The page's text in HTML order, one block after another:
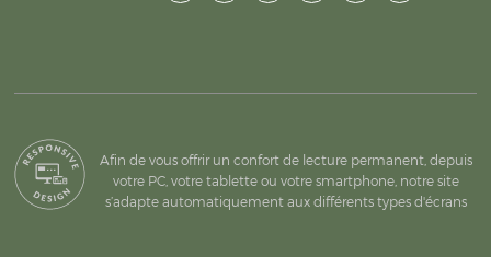
Afin de vous offrir un confort de lecture permanent, depuis
votre PC, votre tablette ou votre smartphone, notre site
s’adapte automatiquement aux différents types d'écrans